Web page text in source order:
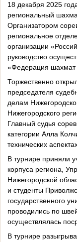
18 декабря 2025
региональный
Организатором
региональное
организации
руководство
«Федерация шахмат
Торжественно
председателя
делам
Нижегородского
Главный судья
категории Алла
технических
В турнире приняли
корпуса региона,
Нижегородской
и студенты
государственного
проводились по
осуществлялась
В турнире